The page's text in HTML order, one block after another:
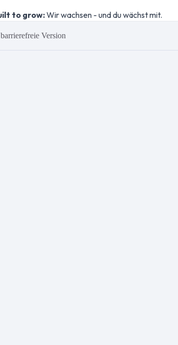
barrierefreie Version